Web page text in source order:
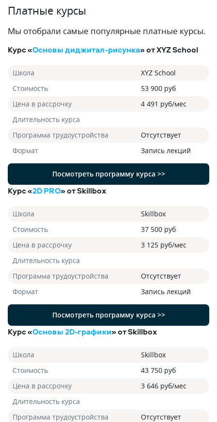
Платные курсы
Мы отобрали самые популярные платные курсы.
Курс «Основы диджитал-рисунка» от XYZ School
Школа
XYZ School
Стоимость
53 900 руб
Цена в рассрочку
4 491 руб/мес
Длительность курса
Программа трудоустройства
Отсутствует
Формат
Запись лекций
Посмотреть программу курса >>
Курс «2D PRO» от Skillbox
Школа
Skillbox
Стоимость
37 500 руб
Цена в рассрочку
3 125 руб/мес
Длительность курса
Программа трудоустройства
Отсутствует
Формат
Запись лекций
Посмотреть программу курса >>
Курс «Основы 2D-графики» от Skillbox
Школа
Skillbox
Стоимость
43 750 руб
Цена в рассрочку
3 646 руб/мес
Длительность курса
Программа трудоустройства
Отсутствует